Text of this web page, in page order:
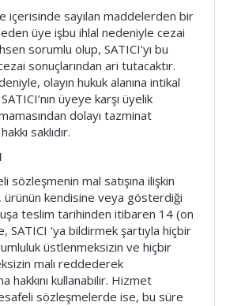
içerisinde sayılan maddelerden bir
eden üye işbu ihlal nedeniyle cezai
sorumlu olup, SATICI’yı bu
sonuçlarından ari tutacaktır.
olayın hukuk alanına intikal
üyeye karşı üyelik
dolayı tazminat
saklıdır.
sözleşmenin mal satışına ilişkin
ürünün kendisine veya gösterdiği
teslim tarihinden itibaren 14 (on
SATICI ‘ya bildirmek şartıyla hiçbir
üstlenmeksizin ve hiçbir
malı reddederek
hakkını kullanabilir. Hizmet
sözleşmelerde ise, bu süre